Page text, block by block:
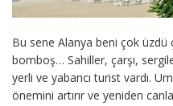
Bu sene Alanya beni çok
bomboş… Sahiller, çarşı,
yerli ve yabancı turist vardı.
önemini artırır ve yeniden